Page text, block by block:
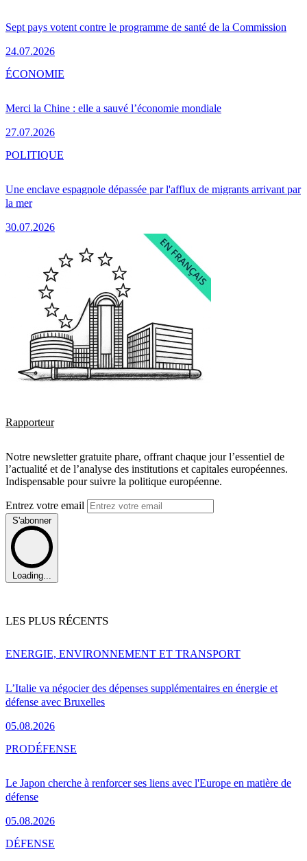
Sept pays votent contre le programme de santé de la Commission
24.07.2026
Merci la Chine : elle a sauvé l’économie mondiale
27.07.2026
ÉCONOMIE
Une enclave espagnole dépassée par l'afflux de migrants arrivant par
la mer
30.07.2026
POLITIQUE
Rapporteur
Notre newsletter gratuite phare, offrant chaque jour l’essentiel de
l’actualité et de l’analyse des institutions et capitales européennes.
Indispensable pour suivre la politique européenne.
Entrez votre email
S'abonner
Loading...
LES PLUS RÉCENTS
L’Italie va négocier des dépenses supplémentaires en énergie et
défense avec Bruxelles
05.08.2026
ENERGIE, ENVIRONNEMENT ET TRANSPORT
Le Japon cherche à renforcer ses liens avec l'Europe en matière de
défense
05.08.2026
PRODÉFENSE
DÉFENSE